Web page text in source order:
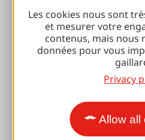
Les cookies nous sont
et mesurer votre
contenus, mais nous
données pour vous
Privacy
Allow all
All our accommodation
For lovers
with your family
Well-being breaks
Accessibility
Responsible travel